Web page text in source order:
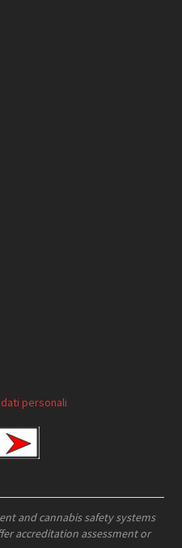
personali
and cannabis safety systems
accreditation assessment or